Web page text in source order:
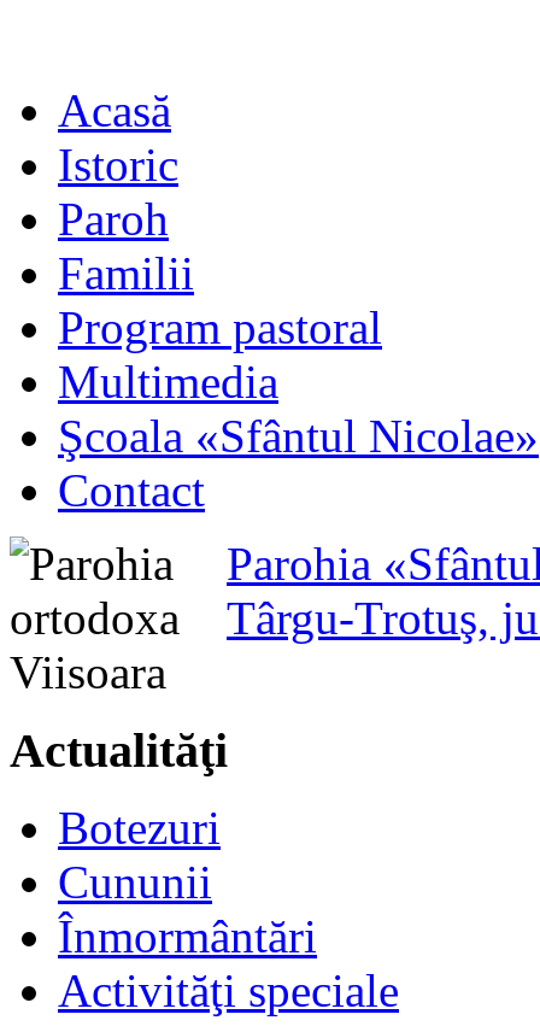
Acasă
Istoric
Paroh
Familii
Program pastoral
Multimedia
Şcoala «Sfântul Nicolae»
Contact
Parohia
Târgu-Trotuş,
Actualităţi
Botezuri
Cununii
Înmormântări
Activităţi speciale